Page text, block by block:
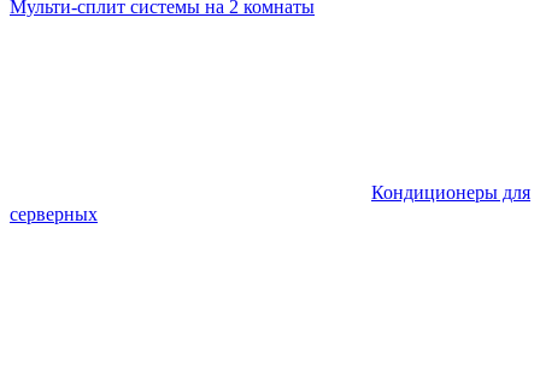
Мульти-сплит системы на 2 комнаты
Кондиционеры для
серверных